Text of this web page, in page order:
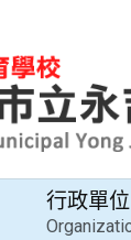
行政單位